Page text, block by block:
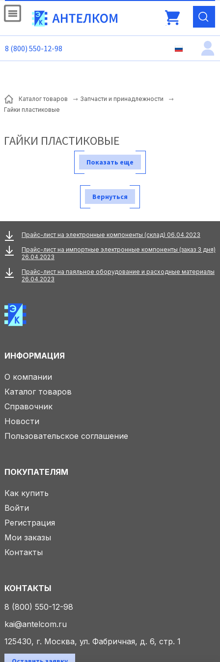
8 (800) 550-12-98
Каталог товаров
Запчасти и принадлежности
Гайки пластиковые
ГАЙКИ ПЛАСТИКОВЫЕ
Показать еще
Вернуться
Прайс-лист на электронные компоненты (склад) 06.04.2023
Прайс-лист на импортные электронные компоненты (заказ 3 дня)
26.04.2023
Прайс-лист на паяльное оборудование и расходные материалы
26.04.2023
ИНФОРМАЦИЯ
О компании
Каталог товаров
Справочник
Новости
Пользовательское соглашение
ПОКУПАТЕЛЯМ
Как купить
Войти
Регистрация
Мои заказы
Контакты
КОНТАКТЫ
8 (800) 550-12-98
kai@antelcom.ru
125430, г. Москва, ул. Фабричная, д. 6, стр. 1